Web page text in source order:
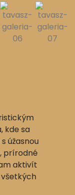
kde sa
úžasnou
prírodné
aktivít
všetkých